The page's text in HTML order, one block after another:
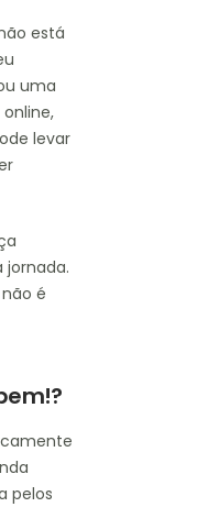
está
uma
levar
jornada.
é
pelos